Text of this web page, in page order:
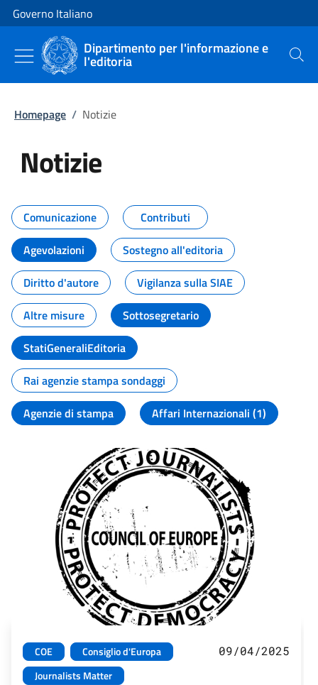
Vai al contenuto
Vai alla navigazione del sito
Governo Italiano
Dipartimento per l'informazione e
l'editoria Cerca
Homepage / Notizie
Notizie
Tutti i contenuti della pagina
Comunicazione
Contributi
Agevolazioni
Sostegno all'editoria
Diritto d'autore
Vigilanza sulla SIAE
Altre misure
Sottosegretario
StatiGeneraliEditoria
Rai agenzie stampa sondaggi
Agenzie di stampa
Affari Internazionali (1)
COE
Consiglio d'Europa
Journalists Matter
09/04/2025